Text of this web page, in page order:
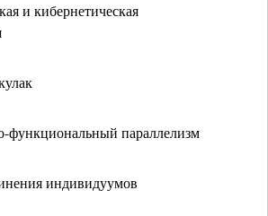
и кибернетическая
функциональный параллелизм
индивидуумов